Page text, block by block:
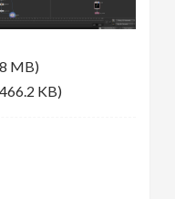
MB)
KB)